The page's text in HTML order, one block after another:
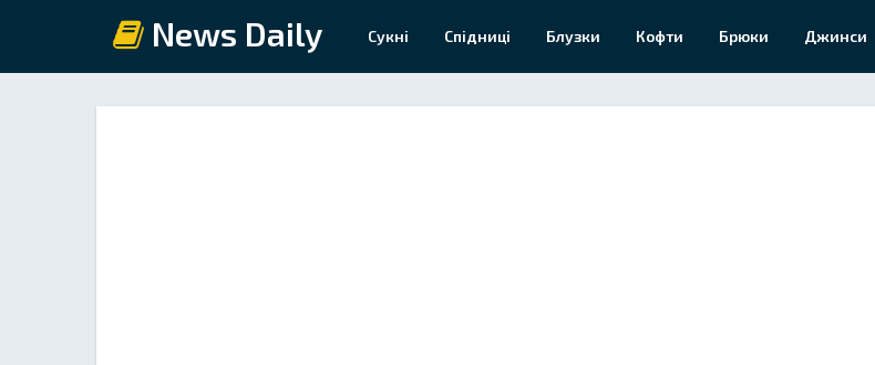
News Daily Сукні Спідниці Блузки Кофти Брюки Джинси